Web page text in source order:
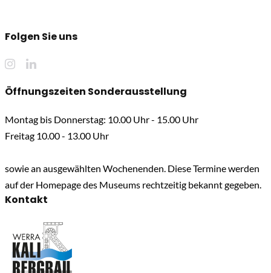
Folgen Sie uns
Öffnungszeiten Sonderausstellung
Montag bis Donnerstag: 10.00 Uhr - 15.00 Uhr
Freitag 10.00 - 13.00 Uhr
sowie an ausgewählten Wochenenden. Diese Termine werden
auf der Homepage des Museums rechtzeitig bekannt gegeben.
Kontakt